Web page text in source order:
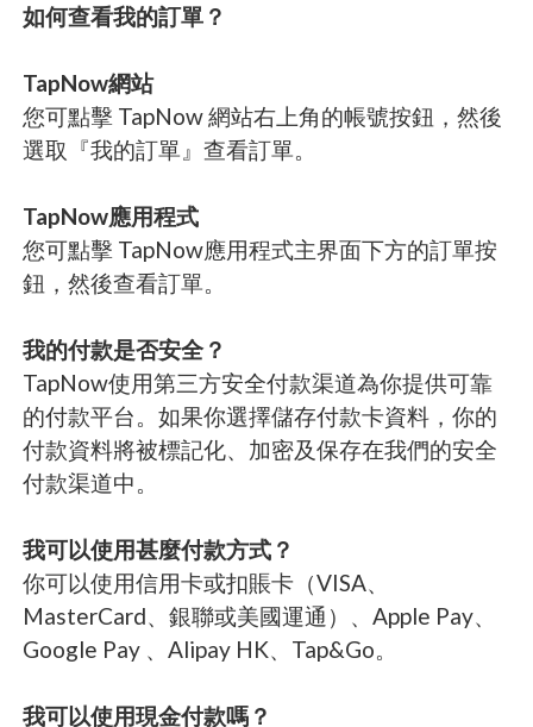
如何查看我的訂單？
TapNow網站
您可點擊 TapNow 網站右上角的帳號按鈕，然後
選取『我的訂單』查看訂單。
TapNow應用程式
您可點擊 TapNow應用程式主界面下方的訂單按
鈕，然後查看訂單。
我的付款是否安全？
TapNow使用第三方安全付款渠道為你提供可靠
的付款平台。如果你選擇儲存付款卡資料，你的
付款資料將被標記化、加密及保存在我們的安全
付款渠道中。
我可以使用甚麼付款方式？
你可以使用信用卡或扣賬卡（VISA、
MasterCard、銀聯或美國運通）、Apple Pay、
Google Pay 、Alipay HK、Tap&Go。
我可以使用現金付款嗎？